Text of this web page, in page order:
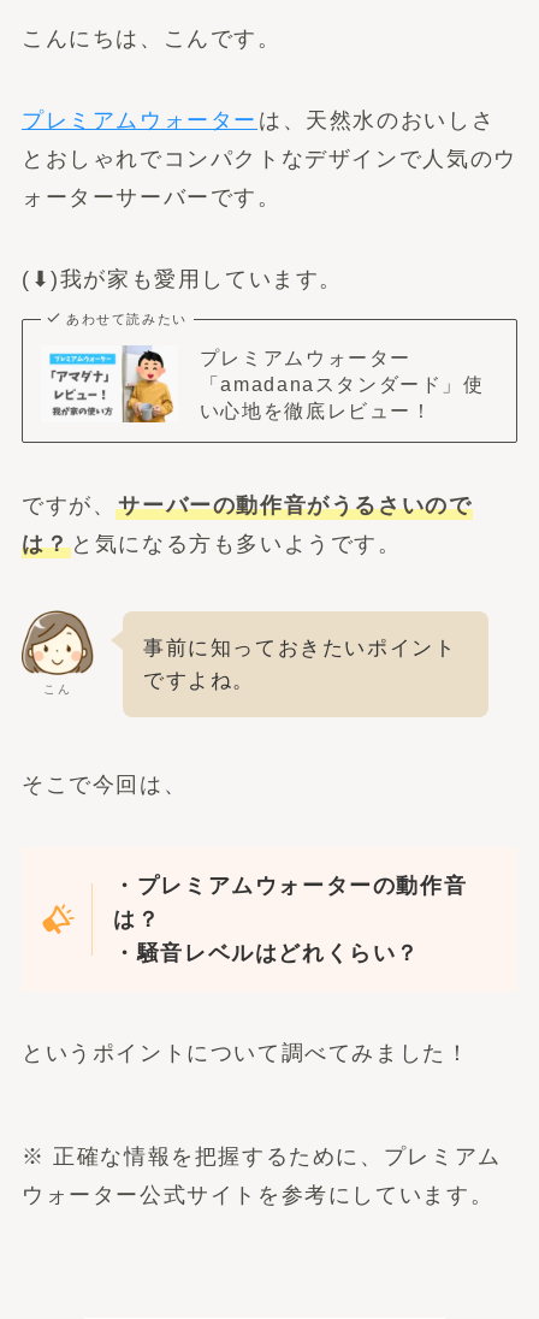
こんにちは、こんです。
プレミアムウォーター は、天然水のおいしさ
とおしゃれでコンパクトなデザインで人気のウ
ォーターサーバーです。
(⬇︎)我が家も愛用しています。
あわせて読みたい
プレミアムウォーター
「amadanaスタンダード」使
い心地を徹底レビュー！
ですが、サーバーの動作音がうるさいので
は？ と気になる方も多いようです。
こん
事前に知っておきたいポイント
ですよね。
そこで今回は、
・プレミアムウォーターの動作音
は？
・騒音レベルはどれくらい？
というポイントについて調べてみました！
※ 正確な情報を把握するために、プレミアム
ウォーター公式サイトを参考にしています。